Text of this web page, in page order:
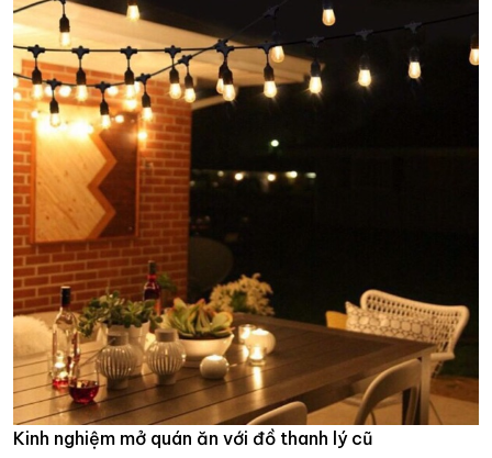
Kinh nghiệm mở quán ăn với đồ thanh lý cũ